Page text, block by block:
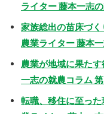
ライター 藤本一志
家族総出の苗床づ
農業ライター 藤本
農業が地域に果た
一志の就農コラム 第
転職、移住に至っ